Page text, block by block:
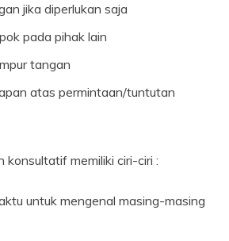
jika diperlukan saja
pada pihak lain
tangan
atas permintaan/tuntutan
konsultatif memiliki ciri-ciri :
untuk mengenal masing-masing